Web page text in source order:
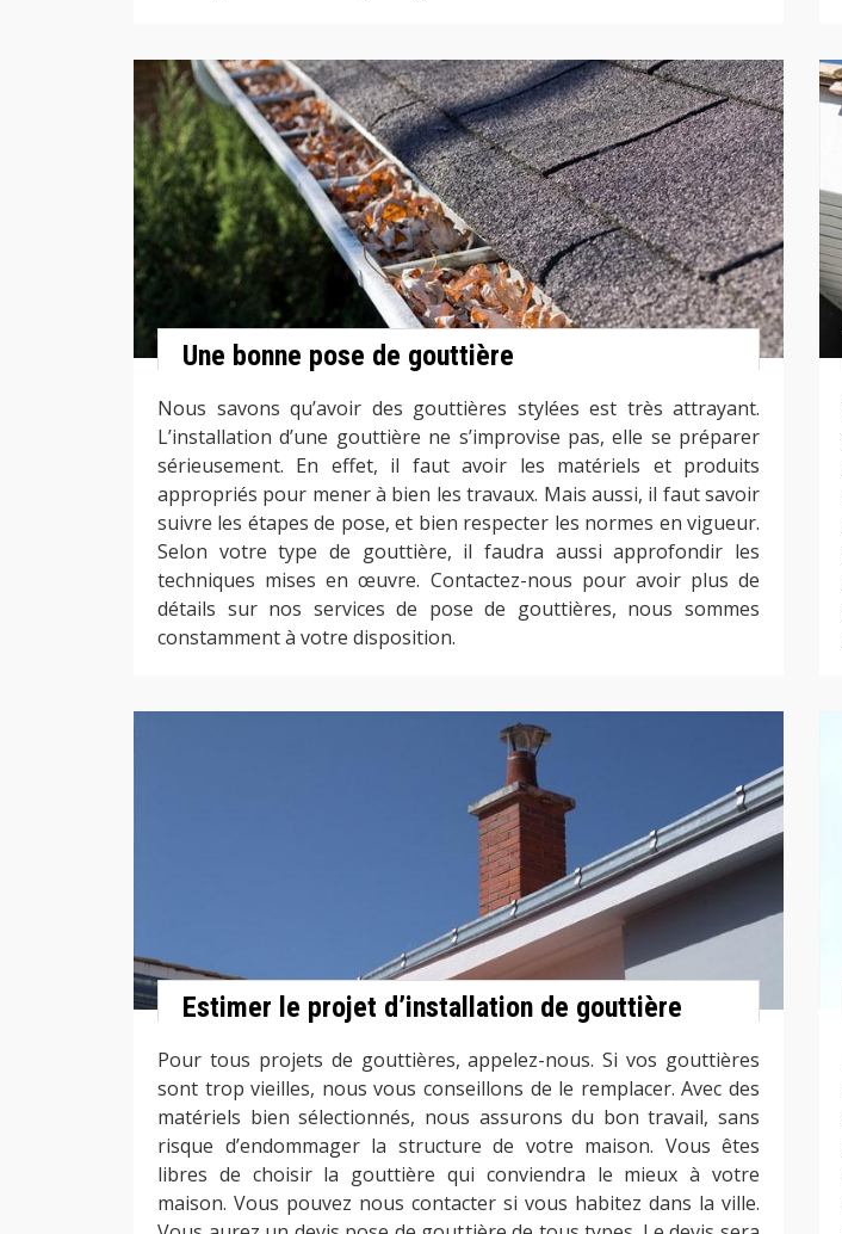
Une bonne pose de gouttière
Nous savons qu’avoir des gouttières stylées est très attrayant.
L’installation d’une gouttière ne s’improvise pas, elle se préparer
sérieusement. En effet, il faut avoir les matériels et produits
appropriés pour mener à bien les travaux. Mais aussi, il faut savoir
suivre les étapes de pose, et bien respecter les normes en vigueur.
Selon votre type de gouttière, il faudra aussi approfondir les
techniques mises en œuvre. Contactez-nous pour avoir plus de
détails sur nos services de pose de gouttières, nous sommes
constamment à votre disposition.
Estimer le projet d’installation de gouttière
Pour tous projets de gouttières, appelez-nous. Si vos gouttières
sont trop vieilles, nous vous conseillons de le remplacer. Avec des
matériels bien sélectionnés, nous assurons du bon travail, sans
risque d’endommager la structure de votre maison. Vous êtes
libres de choisir la gouttière qui conviendra le mieux à votre
maison. Vous pouvez nous contacter si vous habitez dans la ville.